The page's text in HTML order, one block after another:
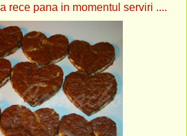
rece pana in momentul serviri ....